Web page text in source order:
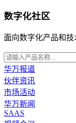
数字化社区
面向数字化产品和
华万报道
伙伴资讯
市场活动
华万新闻
SAAS